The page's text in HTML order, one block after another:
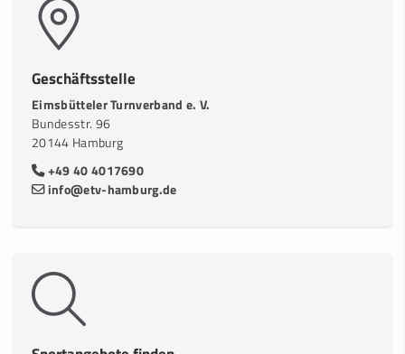
Geschäftsstelle
Eimsbütteler Turnverband e. V.
Bundesstr. 96
20144 Hamburg
+49 40 4017690
info@etv-hamburg.de